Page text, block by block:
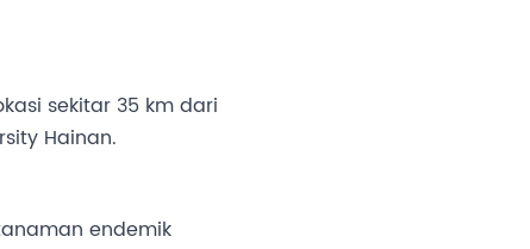
sekitar 35 km dari
Hainan.
endemik